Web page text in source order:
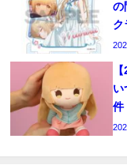
の
ク
い
件